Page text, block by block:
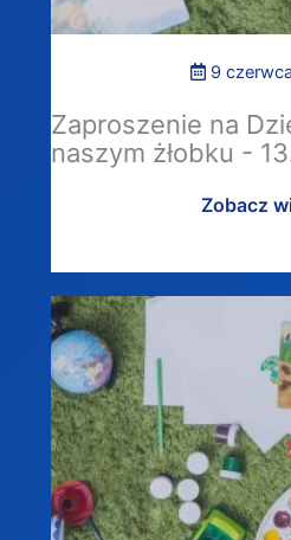
9
Zaproszenie na
naszym żłobku -
Zobacz